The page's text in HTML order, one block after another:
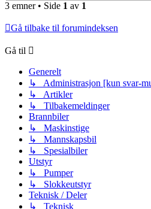
3 emner • Side 1 av 1
Gå tilbake til forumindeksen
Gå til
Generelt
↳ Administrasjon [kun svar-
↳ Artikler
↳ Tilbakemeldinger
Brannbiler
↳ Maskinstige
↳ Mannskapsbil
↳ Spesialbiler
Utstyr
↳ Pumper
↳ Slokkeutstyr
Teknisk / Deler
↳ Teknisk